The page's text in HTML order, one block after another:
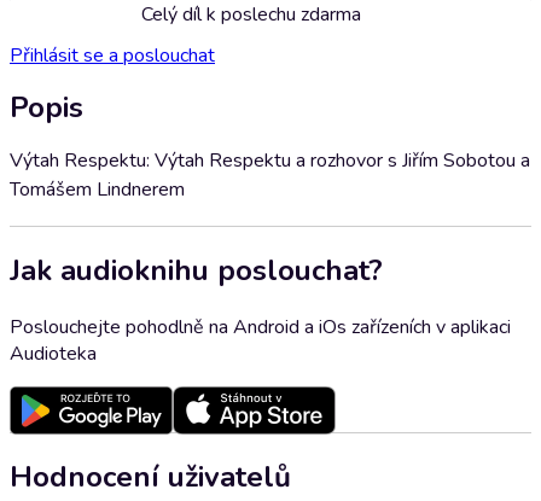
Celý díl k poslechu zdarma
Přihlásit se a poslouchat
Popis
Výtah Respektu: Výtah Respektu a rozhovor s Jiřím Sobotou a
Tomášem Lindnerem
Jak audioknihu poslouchat?
Poslouchejte pohodlně na Android a iOs zařízeních v aplikaci
Audioteka
Hodnocení uživatelů